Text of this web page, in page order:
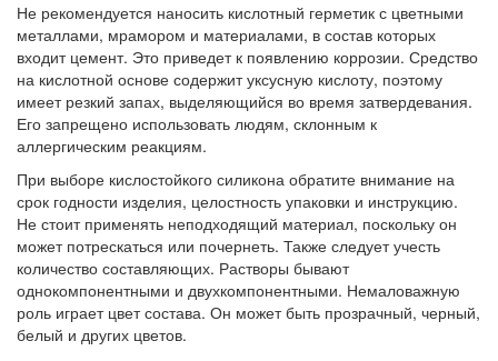
Не рекомендуется наносить кислотный герметик с цветными
металлами, мрамором и материалами, в состав которых
входит цемент. Это приведет к появлению коррозии. Средство
на кислотной основе содержит уксусную кислоту, поэтому
имеет резкий запах, выделяющийся во время затвердевания.
Его запрещено использовать людям, склонным к
аллергическим реакциям.
При выборе кислостойкого силикона обратите внимание на
срок годности изделия, целостность упаковки и инструкцию.
Не стоит применять неподходящий материал, поскольку он
может потрескаться или почернеть. Также следует учесть
количество составляющих. Растворы бывают
однокомпонентными и двухкомпонентными. Немаловажную
роль играет цвет состава. Он может быть прозрачный, черный,
белый и других цветов.